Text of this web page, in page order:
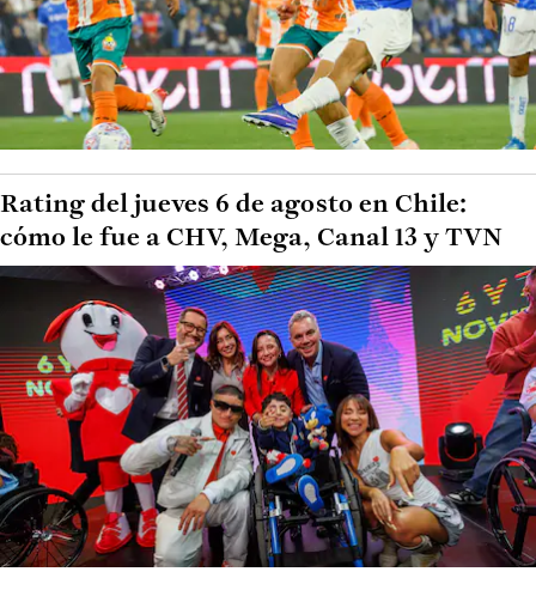
Rating del jueves 6 de agosto en Chile:
cómo le fue a CHV, Mega, Canal 13 y TVN